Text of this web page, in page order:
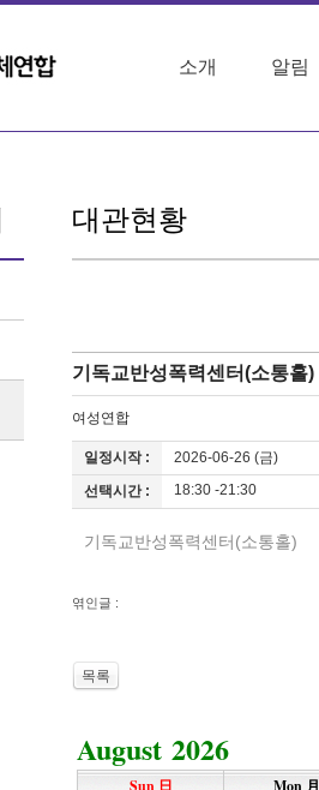
소개 알림
대관현황
기독교반성폭력센터(소통홀)
여성연합
일정시작 :
2026-06-26 (금)
선택시간 :
18:30 -21:30
기독교반성폭력센터(소통홀)
엮인글 :
목록
August 2026
Sun 日 Mon 月